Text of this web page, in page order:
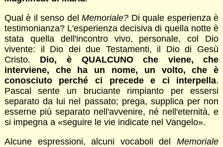
Qual è il senso delMemoriale? Di quale esperienza è
testimonianza? L'esperienza decisiva di quella notte è
stata quella dell'incontro vivo, personale, col Dio
vivente: il Dio dei due Testamenti, il Dio di Gesù
Cristo. Dio, è QUALCUNO che viene, che
interviene, che ha un nome, un volto, che è
conosciuto perché ci precede e ci interpella.
Pascal sente un bruciante rimpianto per essersi
separato da lui nel passato; prega, supplica per non
esserne più separato nell'avvenire, né nell'eternità, e
si impegna a «seguire le vie indicate nel Vangelo».
Alcune espressioni, alcuni vocaboli delMemoriale